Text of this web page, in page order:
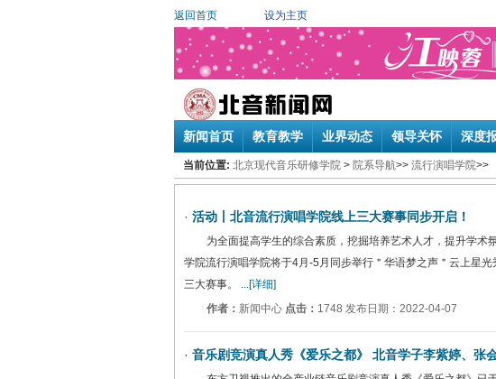
返回首页 设为主页
新闻首页 教育教学 业界动态 领导关怀 深度
当前位置: 北京现代音乐研修学院 > 院系导航>> 流行演唱学院>>
· 活动丨北音流行演唱学院线上三大赛事同步开启！
为全面提高学生的综合素质，挖掘培养艺术人才，提升学
学院流行演唱学院将于4月-5月同步举行＂华语梦之声＂云上星
三大赛事。
...[详细]
作者： 新闻中心 点击： 1748 发布日期：2022-04-07
· 音乐剧竞演真人秀《爱乐之都》 北音学子李紫婷、张